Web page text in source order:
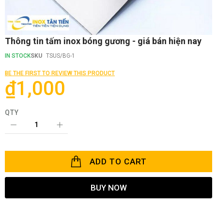
Skip
to
the
of
the
images
gallery
Thông tin tấm inox bóng gương - giá bán hiện nay
IN STOCKSKU TSUS/BG-1
BE THE FIRST TO REVIEW THIS PRODUCT
₫1,000
QTY
ADD TO CART
BUY NOW